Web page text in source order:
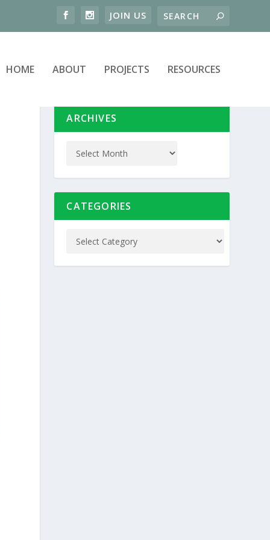
HOME ABOUT PROJECTS RESOURCES
ARCHIVES
CATEGORIES